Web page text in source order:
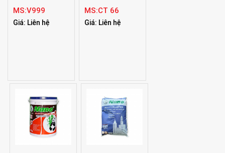
MS:V999
Giá: Liên hệ
MS:CT 66
Giá: Liên hệ